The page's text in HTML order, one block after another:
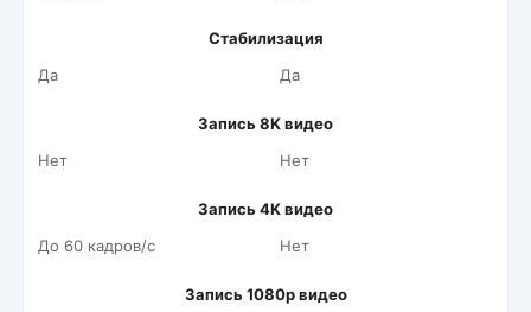
Стабилизация
Да
Да
Запись 8K видео
Нет
Нет
Запись 4K видео
До 60 кадров/c
Нет
Запись 1080p видео